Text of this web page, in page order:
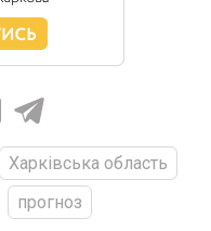
Харківська область
прогноз